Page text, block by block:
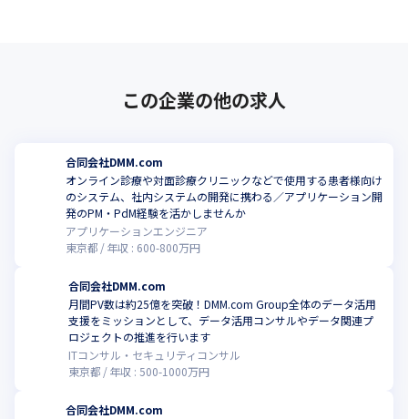
この企業の他の求人
合同会社DMM.com
オンライン診療や対面診療クリニックなどで使用する患者様向け
のシステム、社内システムの開発に携わる／アプリケーション開
発のPM・PdM経験を活かしませんか
アプリケーションエンジニア
東京都
年収 : 600-800万円
合同会社DMM.com
月間PV数は約25億を突破！DMM.com Group全体のデータ活用
支援をミッションとして、データ活用コンサルやデータ関連プ
ロジェクトの推進を行います
ITコンサル・セキュリティコンサル
東京都
年収 :500-1000万円
合同会社DMM.com